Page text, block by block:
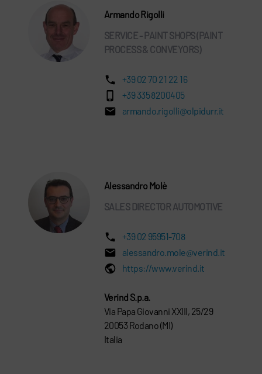
Armando Rigolli
SERVICE - PAINT SHOPS (PAINT
PROCESS & CONVEYORS)
+39 02 70 21 22 16
+39 335 8200405
armando.rigolli@olpidurr.it
Alessandro Molè
SALES DIRECTOR AUTOMOTIVE
+39 02 95951-708
alessandro.mole@verind.it
https://www.verind.it
Verind S.p.a.
Via Papa Giovanni XXIII, 25/29
20053 Rodano (MI)
Italia